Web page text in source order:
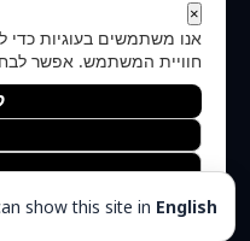
📌 נטוורקינג וקשרים עסקיים
📌 חדשות כלכלה ועסקים
© 2026 — כל הזכויות
הוקם ומקודם ע"י:צימטים
הצהרת
×
אנו משתמשים בעוגיות
חוויית המשתמש. אפשר
מדיניות הפרטיותshow this site in English